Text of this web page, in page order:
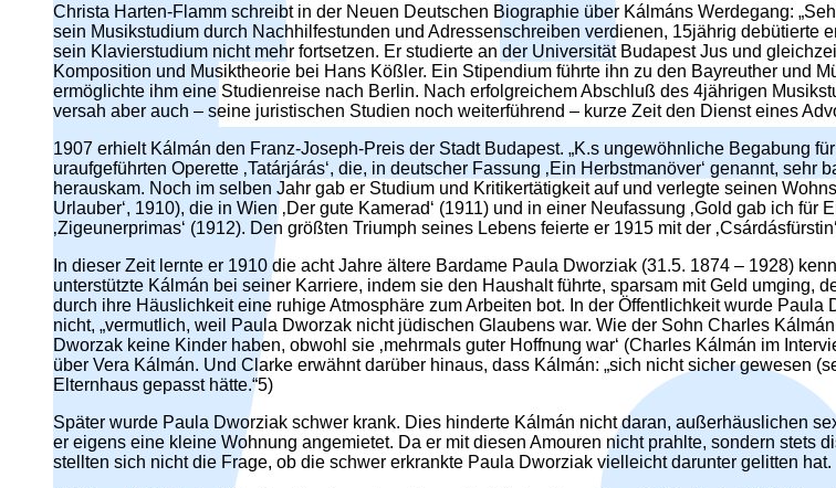
Christa Harten-Flamm schreibt in der Neuen Deutschen Biographie über Kálmáns Werdegang:
sein Musikstudium durch Nachhilfestunden und Adressenschreiben verdienen, 15jährig debütierte
sein Klavierstudium nicht mehr fortsetzen. Er studierte an der Universität Budapest Jus und
Komposition und Musiktheorie bei Hans Kößler. Ein Stipendium führte ihn zu den Bayreuther und
ermöglichte ihm eine Studienreise nach Berlin. Nach erfolgreichem Abschluß des 4jährigen
versah aber auch – seine juristischen Studien noch weiterführend – kurze Zeit den Dienst eines
1907 erhielt Kálmán den Franz-Joseph-Preis der Stadt Budapest. „K.s ungewöhnliche Begabung
uraufgeführten Operette ‚Tatárjárás‘, die, in deutscher Fassung ‚Ein Herbstmanöver‘ genannt,
herauskam. Noch im selben Jahr gab er Studium und Kritikertätigkeit auf und verlegte seinen
Urlauber‘, 1910), die in Wien ‚Der gute Kamerad‘ (1911) und in einer Neufassung ‚Gold gab ich
‚Zigeunerprimas‘ (1912). Den größten Triumph seines Lebens feierte er 1915 mit der
In dieser Zeit lernte er 1910 die acht Jahre ältere Bardame Paula Dworziak (31.5. 1874 – 1928)
unterstützte Kálmán bei seiner Karriere, indem sie den Haushalt führte, sparsam mit Geld umging,
durch ihre Häuslichkeit eine ruhige Atmosphäre zum Arbeiten bot. In der Öffentlichkeit wurde
nicht, „vermutlich, weil Paula Dworzak nicht jüdischen Glaubens war. Wie der Sohn Charles
Dworzak keine Kinder haben, obwohl sie ‚mehrmals guter Hoffnung war‘ (Charles Kálmán im
über Vera Kálmán. Und Clarke erwähnt darüber hinaus, dass Kálmán: „sich nicht sicher gewesen
Elternhaus gepasst hätte.“5)
Später wurde Paula Dworziak schwer krank. Dies hinderte Kálmán nicht daran, außerhäuslichen
er eigens eine kleine Wohnung angemietet. Da er mit diesen Amouren nicht prahlte, sondern stets
stellten sich nicht die Frage, ob die schwer erkrankte Paula Dworziak vielleicht darunter gelitten hat.